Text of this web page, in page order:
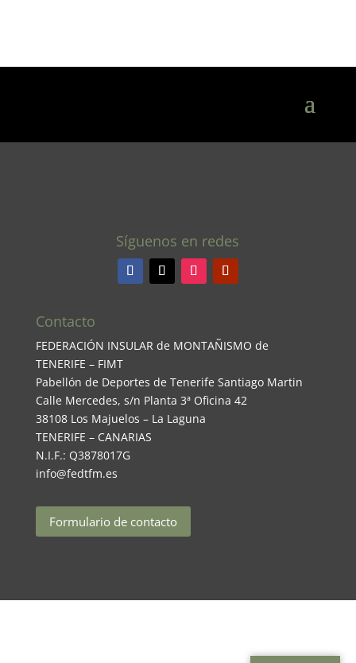
Síguenos en redes
Contacto
FEDERACIÓN INSULAR de MONTAÑISMO de
TENERIFE – FIMT
Pabellón de Deportes de Tenerife Santiago Martin
Calle Mercedes, s/n Planta 3ª Oficina 42
38108 Los Majuelos – La Laguna
TENERIFE – CANARIAS
N.I.F.: Q3878017G
info@fedtfm.es
Formulario de contacto